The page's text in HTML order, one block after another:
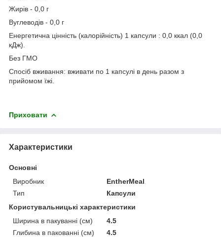
Жирів - 0,0 г
Вуглеводів - 0,0 г
Енергетична цінність (калорійність) 1 капсули : 0,0 ккал (0,0
кДж).
Без ГМО
Спосіб вживання: вживати по 1 капсулі в день разом з
прийомом їжі.
Приховати
Характеристики
Основні
Виробник
EntherMeal
Тип
Капсули
Користувальницькі характеристики
Ширина в пакуванні (см)
4.5
Глибина в пакованні (см)
4.5